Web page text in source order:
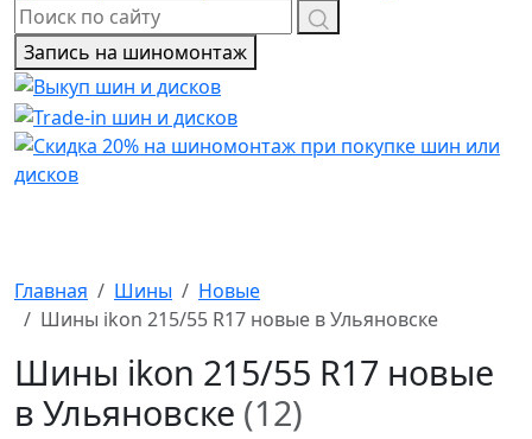
Запись на шиномонтаж
Главная Шины
Новые
Шины ikon 215/55 R17 новые в Ульяновске
Шины ikon 215/55 R17 новые
в Ульяновске (12)